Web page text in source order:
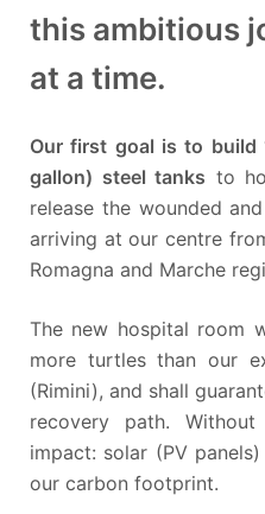
this ambitious
at a time.
Our first goal is to build
gallon) steel tanks to
release the wounded
arriving at our centre
Romagna and Marche
The new hospital room
more turtles than our
(Rimini), and shall
recovery path. Without
impact: solar (PV
our carbon footprint.